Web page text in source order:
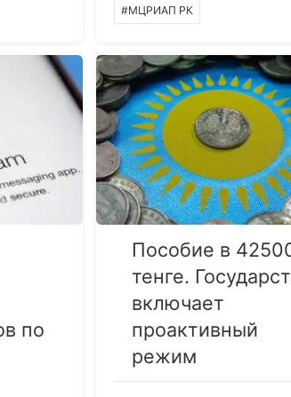
#МЦРИАП РК
по
Пособие в
тенге.
включает
проактивный
режим